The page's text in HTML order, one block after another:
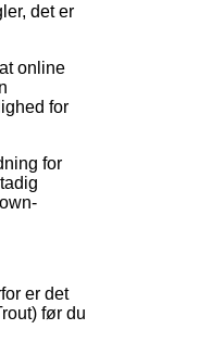
det er
online
for
for
er det
før du